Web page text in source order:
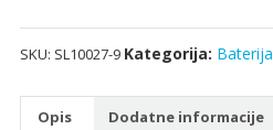
SKU: SL10027-9 Kategorija:
Opis Dodatne informacije